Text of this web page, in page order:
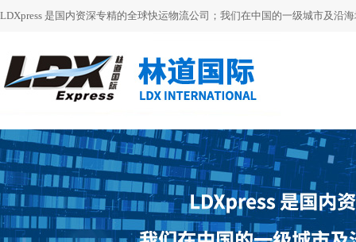
LDXpress 是国内资深专精的全球快运物流公司；我们在中国的一级城市及沿